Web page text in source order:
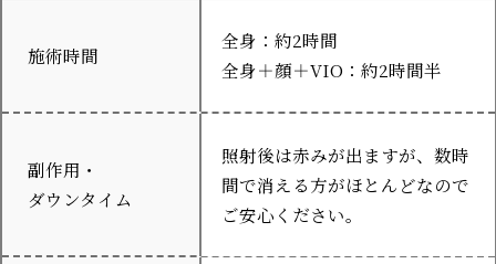
施術時間
全身：約2時間
全身＋顔＋VIO：約2時間半
副作用・
ダウンタイム
照射後は赤みが出ますが、数時
間で消える方がほとんどなので
ご安心ください。